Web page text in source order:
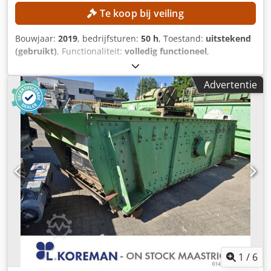
en zorgen ervoor dat de eindproducten voldoen aan
gespecificeerde gradatievereisten. 6. Schraapzeven: -
Verkleiningszeven worden gebruikt om te grote materialen
te verwijderen voordat ze de primaire breker bereiken. Dit
helpt om het breekproces te optimaliseren en schade aan
de apparatuur te voorkomen. 7. Wasapparatuur: -
Wasapparatuur, zoals zandschroeven of
houtblokkenwassers, wordt gebruikt om onzuiverheden en
fijne deeltjes uit aggregaten te verwijderen. Dit is vooral
belangrijk voor het produceren van betonzand van hoge
kwaliteit. 8. Transportbanden: - Transportbanden worden
gebruikt om materialen te transporteren tussen de
verschillende stadia van het breek- en zeefproces. Ze
spelen een cruciale rol in het verbeteren van de efficiëntie
bij het verwerken van materiaal. Credeq Nxz Dopfx Ahqef
9. Stapelaars en terugwinningsinstallaties: - Stapelaars
worden gebruikt om voorraden van verwerkte aggregaten
aan te leggen, terwijl terugwinningsmachines worden
gebruikt om het materiaal uit de voorraad te halen. Beide
zijn essentieel voor efficiënte materiaalopslag en -
verwerking. 10. Breekinstallaties: - Complete
Te koop bij veiling
Bouwjaar: 2019, bedrijfsturen: 50 h, Toestand: uitstekend
(gebruikt), Functionaliteit: volledig functioneel,
40 mm, Geen minimumprijs –
gegarandeerde verkoop tegen het hoogste bod! Installatie
met slechts 50 bedrijfsuren! De nieuwprijs bedroeg €
280.000! Momenteel is de installatie slechts gedeeltelijk
operationeel, omdat deze niet is aangesloten op het
koelsysteem. TECHNISCHE DETAILS Type componenten:
schroeven en bouten M8 en M10 Proces: automatische
inductieve harding Doorvoer: ca. 70–80 stuks/min
Verwerkbare schroeflengte: 25 - 40 mm MACHINE-DETAILS
Automatisering en aanvoer Aanvoer: bunkerband
Transporttechniek: steiltransporteur Sortering: lineaire
sorteerder Afscheiding: automatisch Schakelteller: 8-
voudig Nesten per station: 2 Afschrikmedium: water
Afschrikwatertank: aanwezig Afvoer: magnetische
afvoerband Ontmagnetisering: aanwezig Filtratie
afschrikmedium: patroonfilter Koeling: voorbereid voor
Advertentie
1 / 6